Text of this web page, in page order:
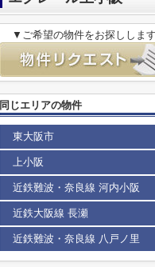
▼ご希望の物件をお探しします
同じエリアの物件
東大阪市
上小阪
近鉄難波・奈良線 河内小阪
近鉄大阪線 長瀬
近鉄難波・奈良線 八戸ノ里